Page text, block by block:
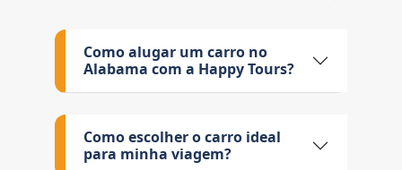
Como alugar um carro no
Alabama com a Happy Tours?
Como escolher o carro ideal
para minha viagem?